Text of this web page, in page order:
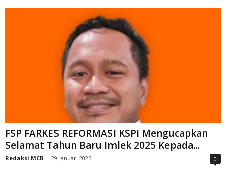
FSP FARKES REFORMASI KSPI Mengucapkan
Selamat Tahun Baru Imlek 2025 Kepada...
Redaksi MCB - 29 Januari 2025 0